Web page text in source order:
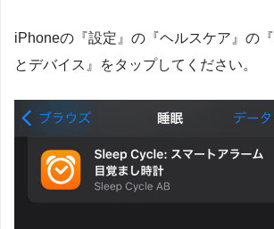
iPhoneの『設定』の『ヘルスケア』の
とデバイス』をタップしてください。